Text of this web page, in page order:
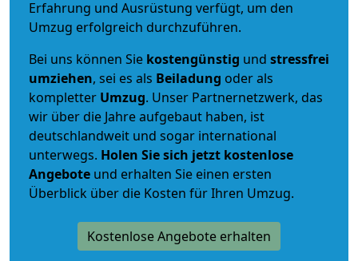
Erfahrung und Ausrüstung verfügt, um den
Umzug erfolgreich durchzuführen.
Bei uns können Sie kostengünstig und stressfrei
umziehen, sei es als Beiladung oder als
kompletter Umzug. Unser Partnernetzwerk, das
wir über die Jahre aufgebaut haben, ist
deutschlandweit und sogar international
unterwegs. Holen Sie sich jetzt kostenlose
Angebote und erhalten Sie einen ersten
Überblick über die Kosten für Ihren Umzug.
Kostenlose Angebote erhalten